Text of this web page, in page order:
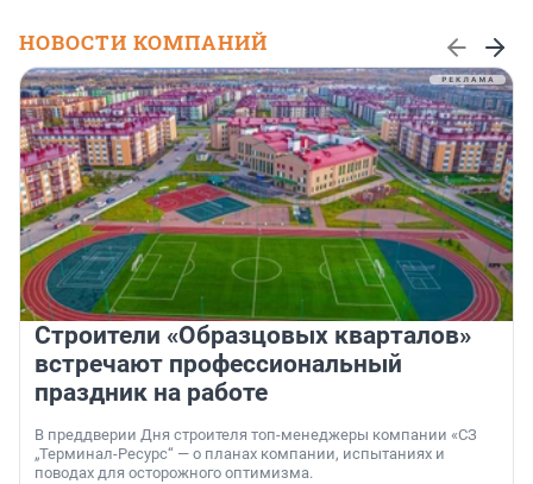
НОВОСТИ КОМПАНИЙ
Строители «Образцовых кварталов»
встречают профессиональный
праздник на работе
В преддверии Дня строителя топ-менеджеры компании «СЗ
„Терминал-Ресурс“ — о планах компании, испытаниях и
поводах для осторожного оптимизма.